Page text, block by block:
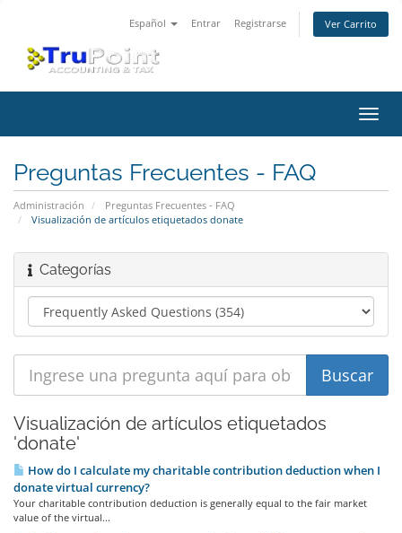
Español Entrar Registrarse Ver Carrito
Preguntas Frecuentes - FAQ
Administración
Preguntas Frecuentes - FAQ
Visualización de artículos etiquetados donate
Categorías
Visualización de artículos etiquetados
'donate'
How do I calculate my charitable contribution deduction when I
donate virtual currency?
Your charitable contribution deduction is generally equal to the fair market
value of the virtual...